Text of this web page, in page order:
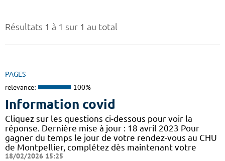
Résultats 1 à 1 sur 1 au total
PAGES
relevance: 100%
Information covid
Cliquez sur les questions ci-dessous pour voir la
réponse. Dernière mise à jour : 18 avril 2023 Pour
gagner du temps le jour de votre rendez-vous au CHU
de Montpellier, complétez dès maintenant votre
18/02/2026 15:25